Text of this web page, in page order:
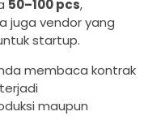
50–100 pcs,
juga vendor yang
startup.
membaca kontrak
maupun